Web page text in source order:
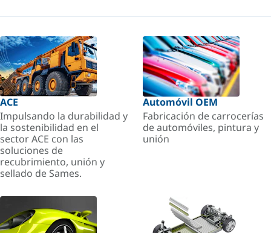
ACE
Impulsando la durabilidad y
la sostenibilidad en el
sector ACE con las
soluciones de
recubrimiento, unión y
sellado de Sames.
Automóvil OEM
Fabricación de carrocerías
de automóviles, pintura y
unión